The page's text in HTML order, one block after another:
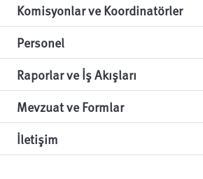
Komisyonlar ve Koordinatörler
Personel
Raporlar ve İş Akışları
Mevzuat ve Formlar
İletişim